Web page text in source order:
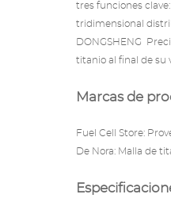
tres funciones
tridimensional
DONGSHENG
titanio al final de su
Marcas de
Fuel Cell Store:
De Nora: Malla de